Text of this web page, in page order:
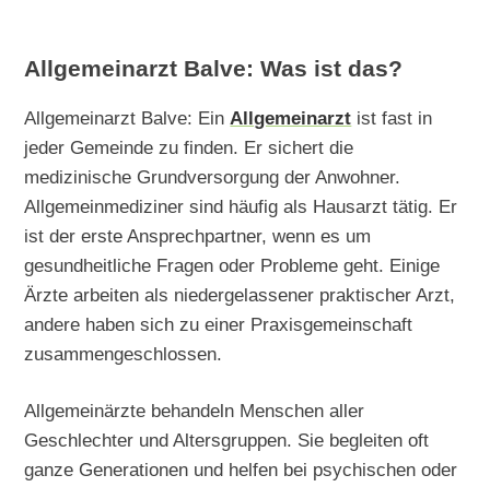
Allgemeinarzt Balve: Was ist das?
Allgemeinarzt Balve: Ein Allgemeinarzt ist fast in
jeder Gemeinde zu finden. Er sichert die
medizinische Grundversorgung der Anwohner.
Allgemeinmediziner sind häufig als Hausarzt tätig. Er
ist der erste Ansprechpartner, wenn es um
gesundheitliche Fragen oder Probleme geht. Einige
Ärzte arbeiten als niedergelassener praktischer Arzt,
andere haben sich zu einer Praxisgemeinschaft
zusammengeschlossen.
Allgemeinärzte behandeln Menschen aller
Geschlechter und Altersgruppen. Sie begleiten oft
ganze Generationen und helfen bei psychischen oder